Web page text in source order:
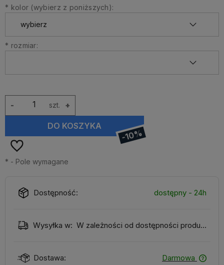
* kolor (wybierz z poniższych):
* rozmiar:
szt. +
-
DO KOSZYKA
-10%
* - Pole wymagane
Dostępność: dostępny - 24h
Wysyłka w: W zależności od dostępności produktu
Dostawa: Darmowa